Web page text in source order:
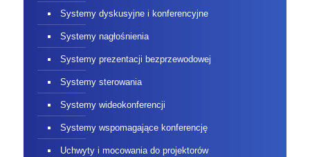
Systemy dyskusyjne i konferencyjne
Systemy nagłośnienia
Systemy prezentacji bezprzewodowej
Systemy sterowania
Systemy wideokonferencji
Systemy wspomagające konferencję
Uchwyty i mocowania do projektorów